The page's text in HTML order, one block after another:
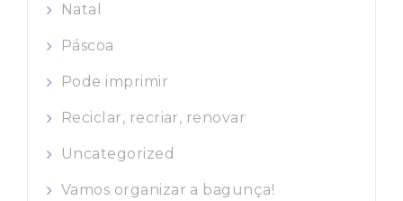
Natal
Páscoa
Pode imprimir
Reciclar, recriar, renovar
Uncategorized
Vamos organizar a bagunça!